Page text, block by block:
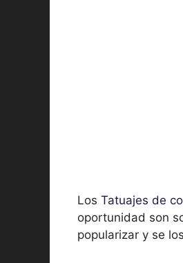
Los Tatuajes de
oportunidad son
popularizar y se